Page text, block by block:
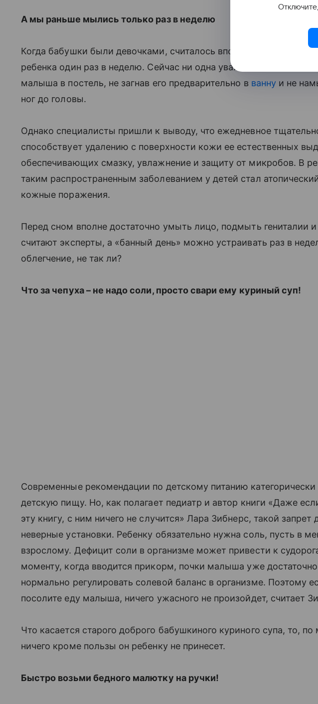
А мы раньше мылись только раз в неделю
Когда бабушки были девочками, считалось вполне нормальным
ребенка один раз в неделю. Сейчас ни одна уважающая себя мать
малыша в постель, не загнав его предварительно в ваннуи не
ног до головы.
Однако специалисты пришли к выводу, что ежедневное
способствует удалению с поверхности кожи ее естественных
обеспечивающих смазку, увлажнение и защиту от микробов. В
таким распространенным заболеванием у детей стал
кожные поражения.
Перед сном вполне достаточно умыть лицо, подмыть гениталии и
считают эксперты, а «банный день» можно устраивать раз в
облегчение, не так ли?
Что за чепуха – не надо соли, просто свари ему куриный суп!
Современные рекомендации по детскому питанию
детскую пищу. Но, как полагает педиатр и автор книги «Даже
эту книгу, с ним ничего не случится» Лара Зибнерс, такой запрет
неверные установки. Ребенку обязательно нужна соль, пусть в
взрослому. Дефицит соли в организме может привести к
моменту, когда вводится прикорм, почки малыша уже
нормально регулировать солевой баланс в организме. Поэтому
посолите еду малыша, ничего ужасного не произойдет, считает
Что касается старого доброго бабушкиного куриного супа, то,
ничего кроме пользы он ребенку не принесет.
Быстро возьми бедного малютку на ручки!